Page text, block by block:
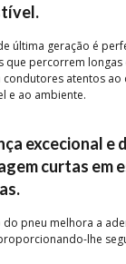
última geração é
que percorrem longas
atentos ao
e ao ambiente.
excecional e
curtas em
do pneu melhora a
lhe